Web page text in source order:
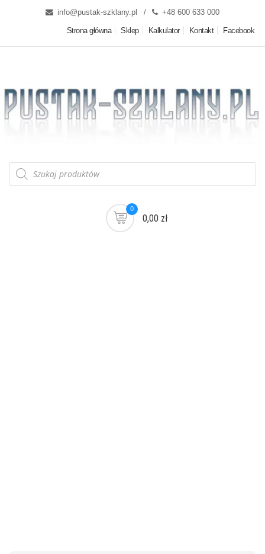
info@pustak-szklany.pl +48 600 633 000
Strona główna Sklep Kalkulator Kontakt Facebook
0
0,00 zł